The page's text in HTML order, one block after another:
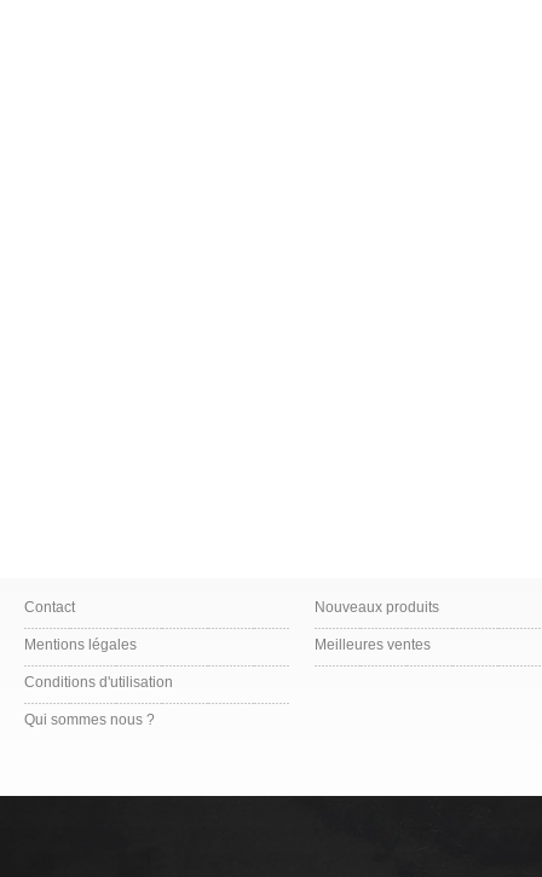
Contact
Mentions légales
Conditions d'utilisation
Qui sommes nous ?
Nouveaux produits
Meilleures ventes